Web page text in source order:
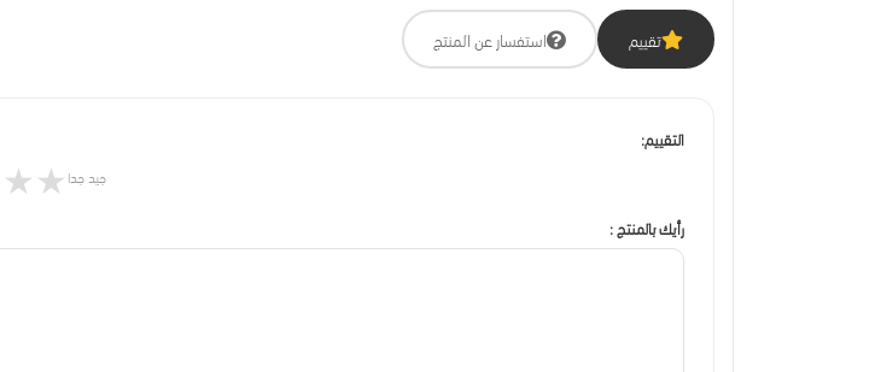
تقييم استفسار عن المنتج
التقييم:
★★ جيد جدا
رأيك بالمنتج :